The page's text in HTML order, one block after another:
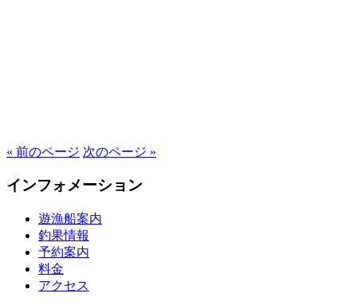
« 前のページ 次のページ »
インフォメーション
遊漁船案内
釣果情報
予約案内
料金
アクセス